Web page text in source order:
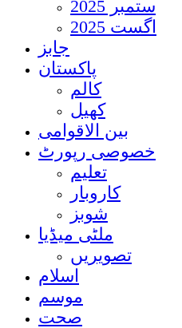
ستمبر 2025
اگست 2025
جابز
پاکستان
کالم
کھیل
بین الاقوامی
خصوصی رپورٹ
تعلیم
کاروبار
شوبز
ملٹی میڈیا
تصویریں
اسلام
موسم
صحت